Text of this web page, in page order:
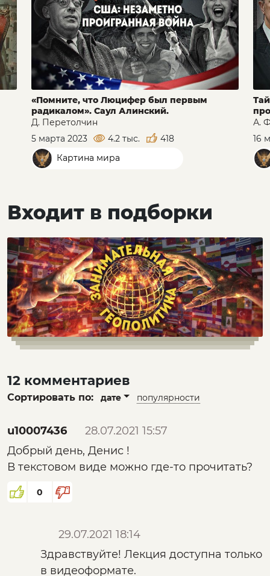
«Помните, что Люцифер был первым
радикалом». Саул Алинский.
Д. Перетолчин
5 марта 2023
4.2 тыс.
418
Картина мира
А.
16
Входит в подборки
12 комментариев
Сортировать по: дате популярности
u10007436
28.07.2021 15:57
Добрый день, Денис !
В текстовом виде можно где-то прочитать?
0
29.07.2021 18:14
Здравствуйте! Лекция доступна только
в видеоформате.